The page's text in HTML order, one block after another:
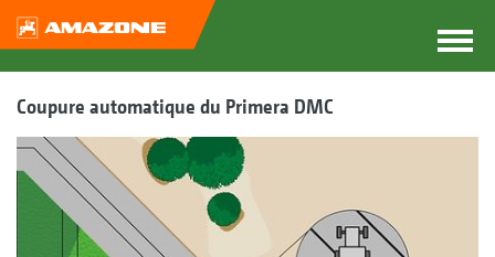
Coupure automatique du Primera DMC